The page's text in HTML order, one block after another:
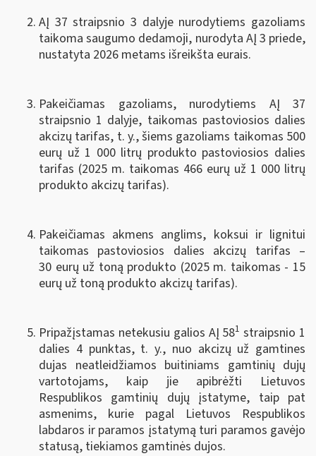
AĮ 37 straipsnio 3 dalyje nurodytiems gazoliams
taikoma saugumo dedamoji, nurodyta AĮ 3 priede,
nustatyta 2026 metams išreikšta eurais.
Pakeičiamas gazoliams, nurodytiems AĮ 37
straipsnio 1 dalyje, taikomas pastoviosios dalies
akcizų tarifas, t. y., šiems gazoliams taikomas 500
eurų už 1 000 litrų produkto pastoviosios dalies
tarifas (2025 m. taikomas 466 eurų už 1 000 litrų
produkto akcizų tarifas).
Pakeičiamas akmens anglims, koksui ir lignitui
taikomas pastoviosios dalies akcizų tarifas –
30 eurų už toną produkto (2025 m. taikomas - 15
eurų už toną produkto akcizų tarifas).
Pripažįstamas netekusiu galios AĮ 581 straipsnio 1
dalies 4 punktas, t. y., nuo akcizų už gamtines
dujas neatleidžiamos buitiniams gamtinių dujų
vartotojams, kaip jie apibrėžti Lietuvos
Respublikos gamtinių dujų įstatyme, taip pat
asmenims, kurie pagal Lietuvos Respublikos
labdaros ir paramos įstatymą turi paramos gavėjo
statusą, tiekiamos gamtinės dujos.